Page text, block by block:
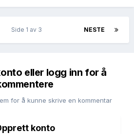
NESTE
Side 1 av 3
eller logg inn for å
for å kunne skrive en kommentar
konto